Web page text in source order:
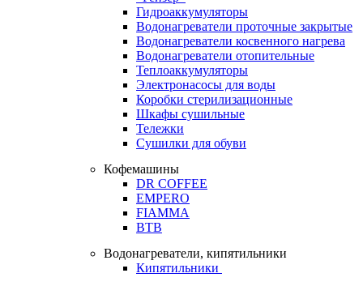
Гидроаккумуляторы
Водонагреватели проточные закрытые
Водонагреватели косвенного нагрева
Водонагреватели отопительные
Теплоаккумуляторы
Электронасосы для воды
Коробки стерилизационные
Шкафы сушильные
Тележки
Сушилки для обуви
Кофемашины
DR COFFEE
EMPERO
FIAMMA
BTB
Водонагреватели, кипятильники
Кипятильники